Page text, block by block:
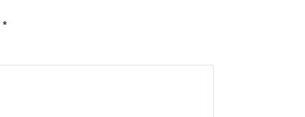
*